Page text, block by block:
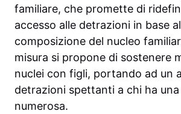
familiare, che promette di
accesso alle detrazioni in base
composizione del nucleo
misura si propone di sostenere
nuclei con figli, portando ad un
detrazioni spettanti a chi ha
numerosa.